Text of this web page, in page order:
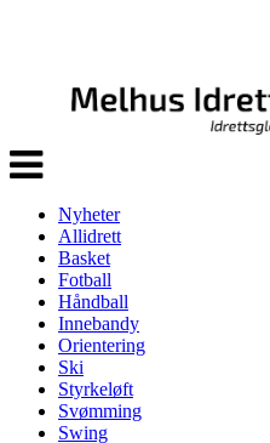
Veksle
navigasjon
Nyheter
Allidrett
Basket
Fotball
Håndball
Innebandy
Orientering
Ski
Styrkeløft
Svømming
Swing